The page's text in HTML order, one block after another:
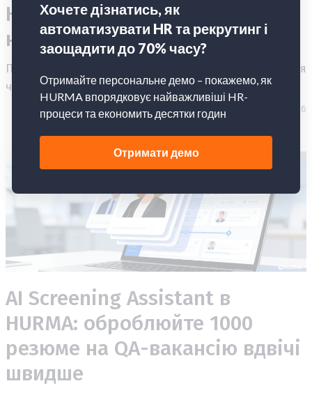
Headcount planning: що це і
навіщо потрібне
Про метрики та підходи до headcount planning - як і для
чого все це рахувати.
18.05.2026
AI Screening Assistant в
HURMA: оброблюйте 1000
резюме на QA-вакансію вдвічі
швидше